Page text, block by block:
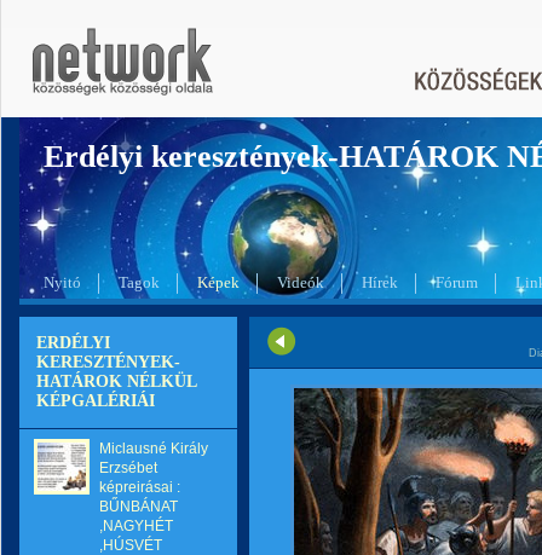
Erdélyi keresztények-HATÁROK
Nyitó Tagok Képek Videók Hírek Fórum
ERDÉLYI
KERESZTÉNYEK-
HATÁROK NÉLKÜL
KÉPGALÉRIÁI
Miclausné Király
Erzsébet
képreirásai :
BŰNBÁNAT
,NAGYHÉT
,HÚSVÉT